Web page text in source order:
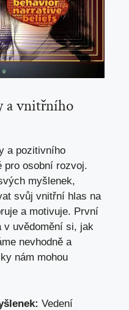
a vnitřního
a pozitivního
pro osobní rozvoj.
myšlenek,
svůj vnitřní hlas na
a motivuje. První
v uvědomění si, jak
nevhodně a
nám mohou
Vedení